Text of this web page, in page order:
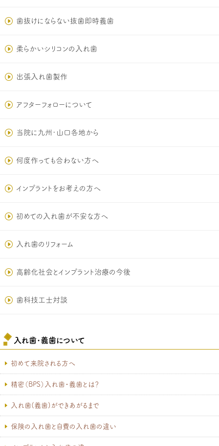
歯抜けにならない抜歯即時義歯
柔らかいシリコンの入れ歯
出張入れ歯製作
アフターフォローについて
当院に九州･山口各地から
何度作っても合わない方へ
インプラントをお考えの方へ
初めての入れ歯が不安な方へ
入れ歯のリフォーム
高齢化社会とインプラント治療の今後
歯科技工士対談
入れ歯･義歯について
初めて来院される方へ
精密（BPS）入れ歯・義歯とは？
入れ歯(義歯)ができあがるまで
保険の入れ歯と自費の入れ歯の違い